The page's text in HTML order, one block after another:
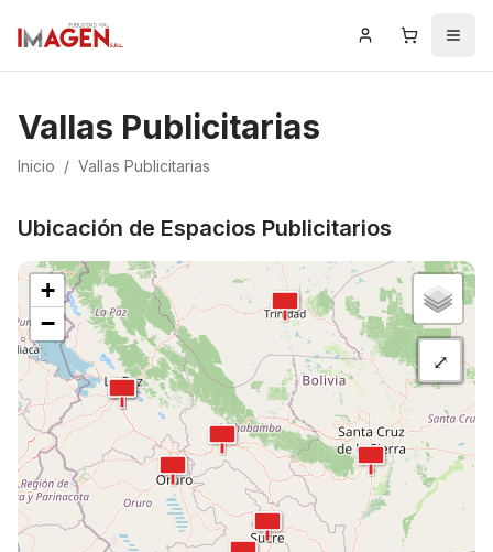
Iniciar Sesión
Carrito
Error al cargar las vallas publicitarias
Failed to fetch